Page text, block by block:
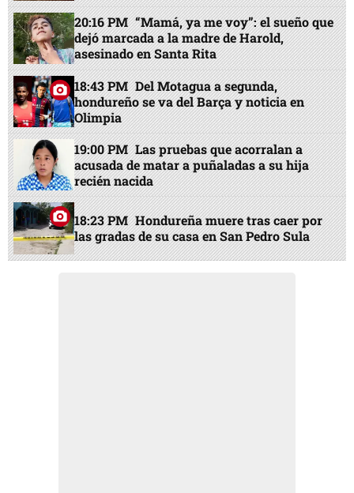
20:16 PM “Mamá, ya me voy”: el sueño que
dejó marcada a la madre de Harold,
asesinado en Santa Rita
18:43 PM Del Motagua a segunda,
hondureño se va del Barça y noticia en
Olimpia
19:00 PM Las pruebas que acorralan a
acusada de matar a puñaladas a su hija
recién nacida
18:23 PM Hondureña muere tras caer por
las gradas de su casa en San Pedro Sula